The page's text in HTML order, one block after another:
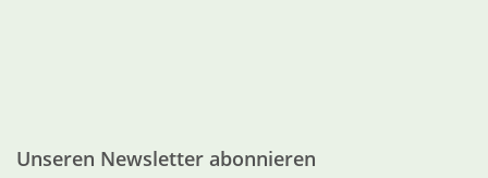
Unseren Newsletter abonnieren